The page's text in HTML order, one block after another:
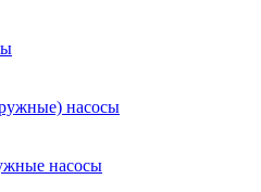
насосы
насосы